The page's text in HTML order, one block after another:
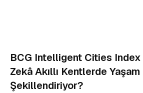
BCG Intelligent Cities
Zekâ Akıllı Kentlerde
Şekillendiriyor?